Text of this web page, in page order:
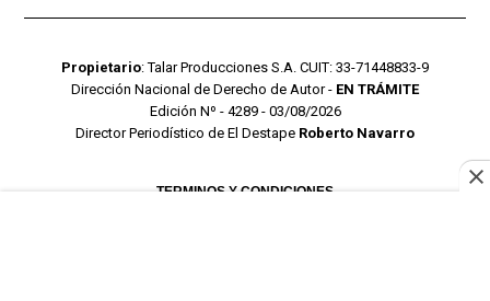
Propietario: Talar Producciones S.A. CUIT: 33-71448833-9
Dirección Nacional de Derecho de Autor - EN TRÁMITE
Edición Nº - 4289 - 03/08/2026
Director Periodístico de El Destape Roberto Navarro
TERMINOS Y CONDICIONES